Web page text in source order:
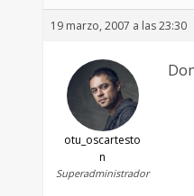
19 marzo, 2007 a las 23:30
otu_oscartesto
n
Superadministrador